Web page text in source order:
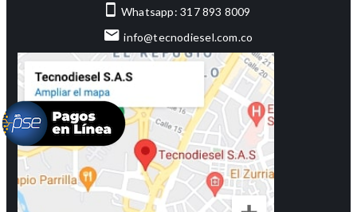
Whatsapp: 317 893 8009
info@tecnodiesel.com.co